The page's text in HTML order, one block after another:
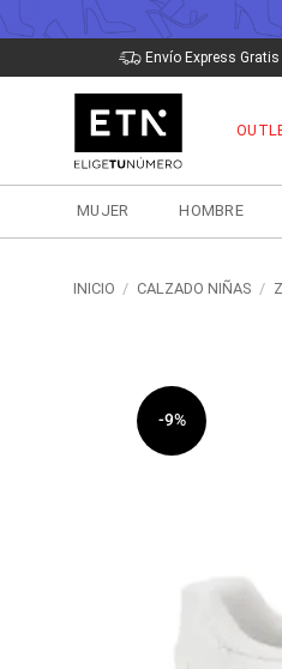
al
Envío Express
MUJER HOMBRE
INICIO / CALZADO NIÑAS /
-9%